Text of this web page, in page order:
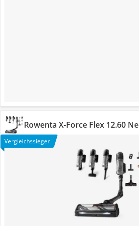
Rowenta X-Force Flex 12.60
Vergleichssieger